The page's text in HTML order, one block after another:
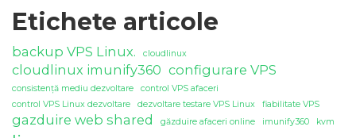
Etichete articole
backup VPS Linux. cloudlinux
cloudlinux imunify360 configurare VPS
consistență mediu dezvoltare
control VPS afaceri
control VPS Linux dezvoltare
dezvoltare testare VPS Linux fiabilitate VPS
gazduire web shared găzduire afaceri online imunify360 kvm